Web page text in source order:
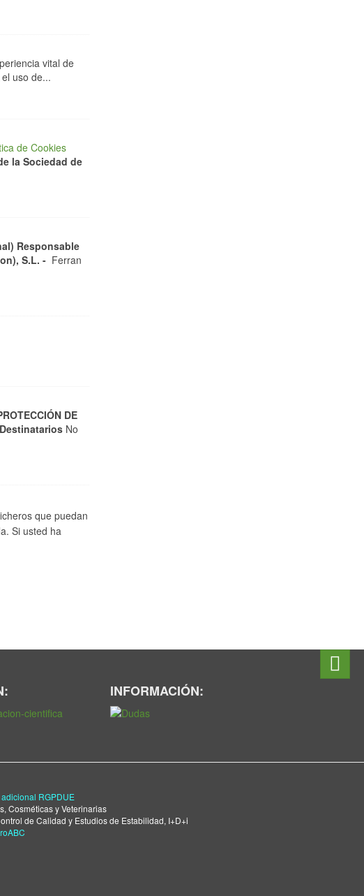
vital de
uso de...
de Cookies
la Sociedad de
Responsable
S.L. - Ferran
DE
Destinatarios No
que puedan
Si usted ha
INFORMACIÓN:
RGPDUE
Cosméticas y Veterinarias
de Calidad y Estudios de Estabilidad, I+D+i